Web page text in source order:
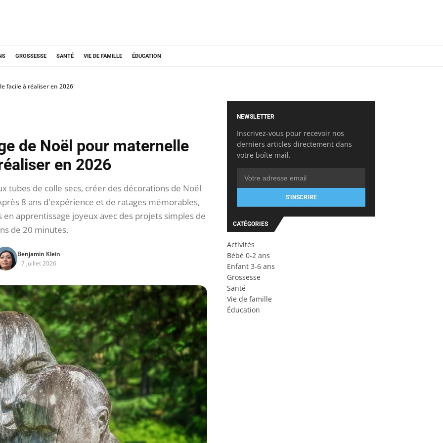
GROSSESSE SANTÉ VIE DE FAMILLE ÉDUCATION
facile à réaliser en 2026
de Noël pour maternelle
en 2026
tubes de colle secs, créer des décorations de Noël
8 ans d'expérience et de ratages mémorables,
apprentissage joyeux avec des projets simples de
de 20 minutes.
Benjamin Klein
7 juillet 2026
NEWSLETTER
Inscrivez-vous pour recevoir nos
derniers articles directement dans
votre boîte mail.
S'INSCRIRE
CATÉGORIES
Activités
Bébé 0-2 ans
Enfant 3-6 ans
Grossesse
Santé
Vie de famille
Éducation